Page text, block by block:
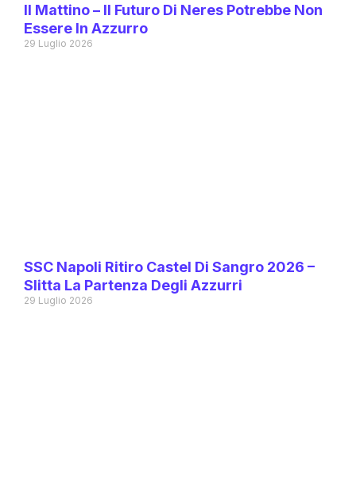
Il Mattino – Il Futuro Di Neres Potrebbe Non
Essere In Azzurro
29 Luglio 2026
SSC Napoli Ritiro Castel Di Sangro 2026 –
Slitta La Partenza Degli Azzurri
29 Luglio 2026